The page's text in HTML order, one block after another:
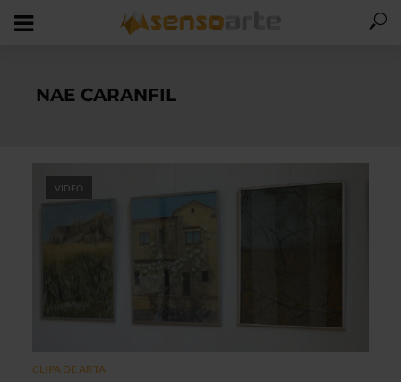
NAE CARANFIL
VIDEO
CLIPA DE ARTA